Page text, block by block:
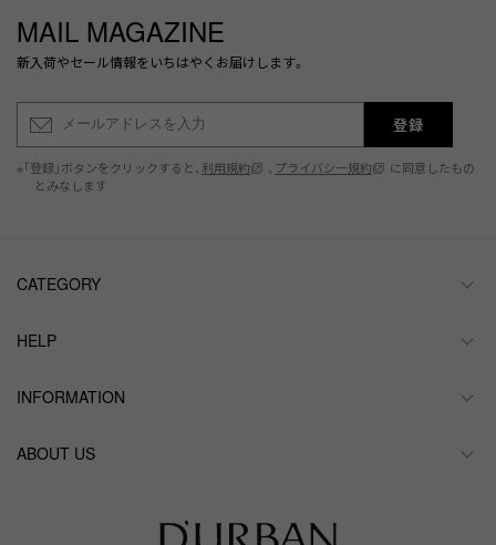
MAIL MAGAZINE
新入荷やセール情報をいちはやくお届けします。
登録
※「登録」ボタンをクリックすると、 利用規約 、 プライバシー規約
に同意したもの
とみなします
CATEGORY
HELP
INFORMATION
ABOUT US